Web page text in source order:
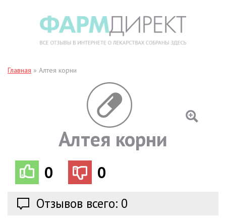
Главная » Алтея корни
Алтея корни
0 0
Отзывов всего: 0